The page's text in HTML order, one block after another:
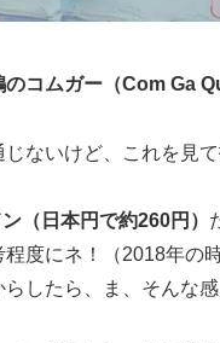
コムガー（Com Ga
じないけど、これを見
（日本円で約260円）
度にネ！（2018年の時
らしたら、ま、そんな